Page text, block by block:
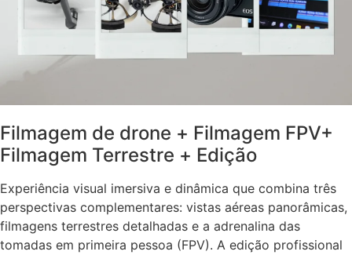
Filmagem de drone + Filmagem FPV+
Filmagem Terrestre + Edição
Experiência visual imersiva e dinâmica que combina três
perspectivas complementares: vistas aéreas panorâmicas,
filmagens terrestres detalhadas e a adrenalina das
tomadas em primeira pessoa (FPV). A edição profissional